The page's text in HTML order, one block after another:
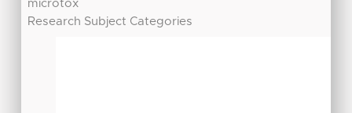
microtox
Research Subject Categories